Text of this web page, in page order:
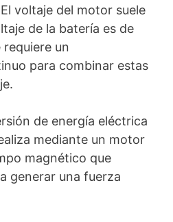
El voltaje del motor suele
de la batería es de
requiere un
para combinar estas
de energía eléctrica
mediante un motor
magnético que
generar una fuerza